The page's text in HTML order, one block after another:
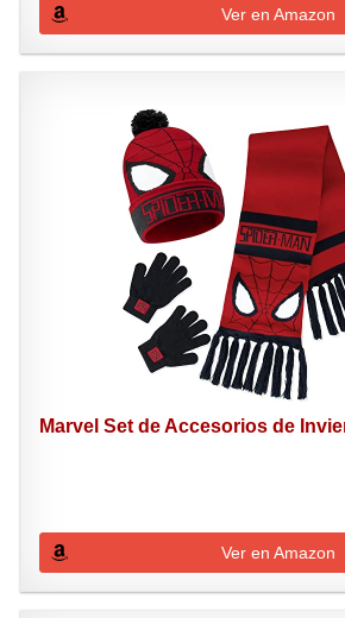
Ver en Amazon
Marvel Set de Accesorios de
Ver en Amazon